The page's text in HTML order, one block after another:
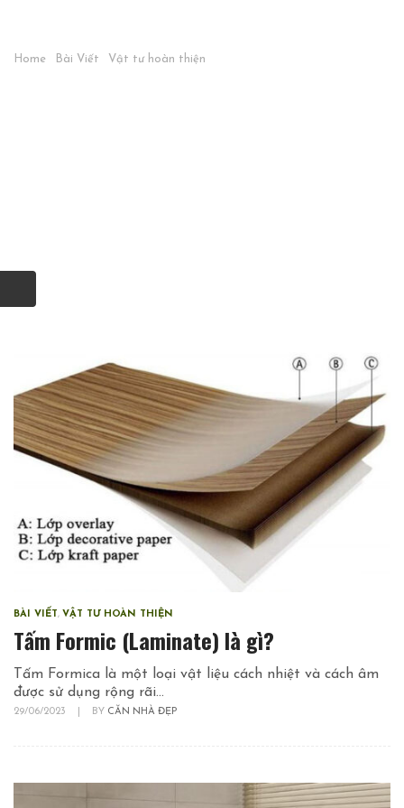
Home Bài Viết Vật tư hoàn thiện
BÀI VIẾT, VẬT TƯ HOÀN THIỆN
Tấm Formic (Laminate) là gì?
Tấm Formica là một loại vật liệu cách nhiệt và cách âm
được sử dụng rộng rãi...
29/06/2023 BY CĂN NHÀ ĐẸP